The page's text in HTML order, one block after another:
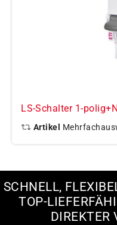
LS-Schalter 1-polig+N
Artikel
SCHNELL,
TOP-
DIREKTER